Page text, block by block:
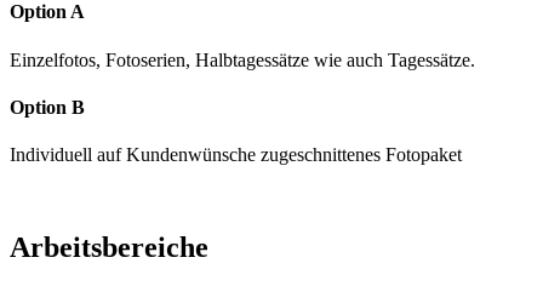
Option A
Einzelfotos, Fotoserien, Halbtagessätze wie auch Tagessätze.
Option B
Individuell auf Kundenwünsche zugeschnittenes Fotopaket
Arbeitsbereiche